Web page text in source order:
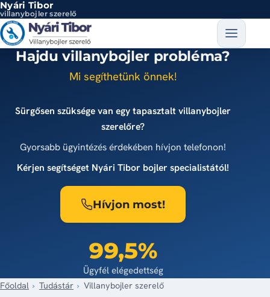
Ugrás a tartalomra
Nyári Tibor
villanybojler szerelő
Hajdu villanybojler probléma?
Mi segíthetünk önnek!
Sürgősen szüksége van egy tapasztalt villanybojler
szerelőre?
Gyorsabb ügyintézés érdekében hívjon telefonon!
Kérjen segítséget Nyári Tibor bojler specialistától!
Hívjon most!
99,5%
Ügyfél elégedettség
Főoldal Tudástár Villanybojler szerelő